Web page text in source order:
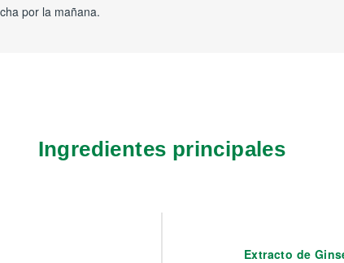
por la mañana.
Ingredientes principales
Extracto de